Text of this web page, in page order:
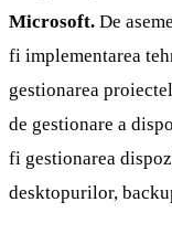
Microsoft. De
fi implementarea
gestionarea
de gestionare a
fi gestionarea
desktopurilor,